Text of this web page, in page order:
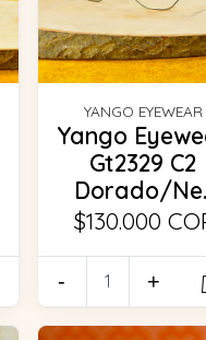
YANGO EYEWEAR
Yango
Gt2329 C2
Dorado/
$130.000
- +